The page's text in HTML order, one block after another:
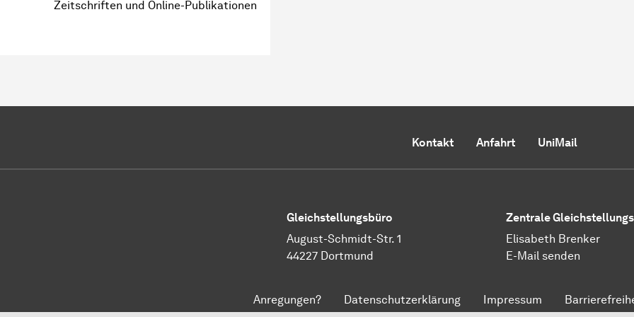
Zeitschriften und Online-Publikationen
Kontakt Anfahrt UniMail
Gleichstellungsbüro
August-Schmidt-Str. 1
44227 Dortmund
Zentrale
Elisabeth Brenker
E-Mail senden
Anregungen? Datenschutzerklärung Impressum